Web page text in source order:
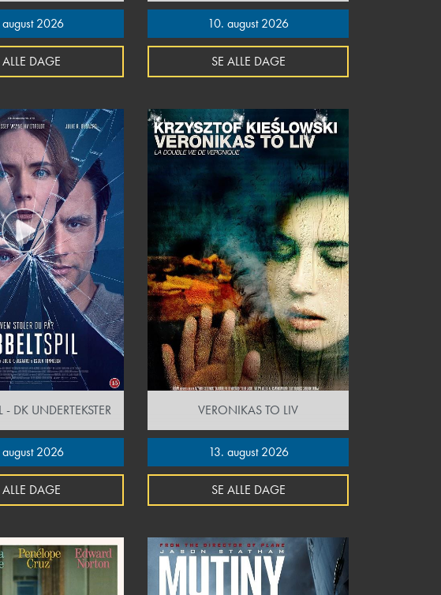
2026
ALLE DAGE
10. august 2026
SE ALLE DAGE
- DK UNDERTEKSTER
august 2026
ALLE DAGE
VERONIKAS TO LIV
13. august 2026
SE ALLE DAGE